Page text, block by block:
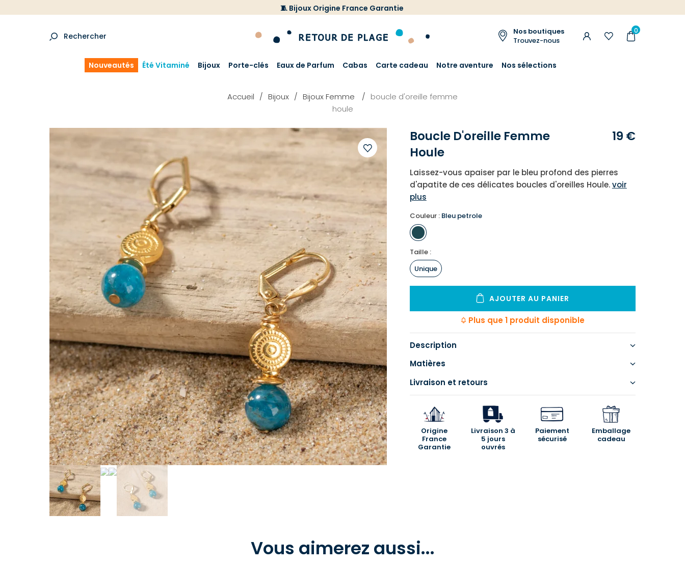
🧵 Bijoux Origine France Garantie
Rechercher
Nos boutiques
Trouvez-nous
0
Nouveautés Été Vitaminé Bijoux Porte-clés Eaux de Parfum Cabas Carte cadeau Notre aventure Nos sélections
Accueil Bijoux Bijoux Femme
boucle d'oreille femme
houle
Ajouter
votre
liste
d'envies
Boucle D'oreille Femme
Houle
19 €
Laissez-vous apaiser par le bleu profond des pierres
d'apatite de ces délicates boucles d'oreilles Houle.voir
plus
Couleur : Bleu petrole
Taille :
Unique
AJOUTER AU PANIER
Plus que 1 produit disponible
Description
Matières
Livraison et retours
Origine
France
Garantie
Livraison 3 à
5 jours
ouvrés
Paiement
sécurisé
Emballage
cadeau
Vous aimerez aussi...